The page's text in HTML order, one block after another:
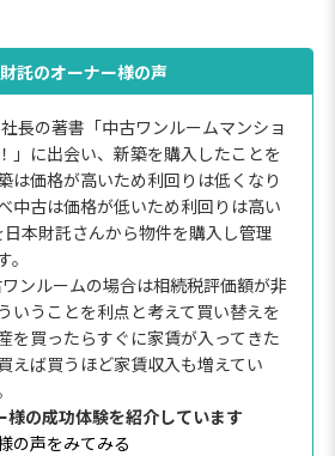
託のオーナー様の声
長の著書「中古ワンルームマンショ
」に出会い、新築を購入したことを
は価格が高いため利回りは低くなり
中古は価格が低いため利回りは高い
本財託さんから物件を購入し管理
ンルームの場合は相続税評価額が非
いうことを利点と考えて買い替えを
を買ったらすぐに家賃が入ってきた
えば買うほど家賃収入も増えてい
の成功体験を紹介しています
の声をみてみる